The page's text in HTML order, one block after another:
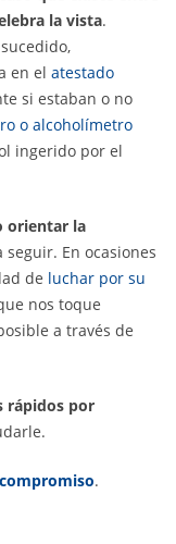
la vista.
en el atestado
si estaban o no
o alcoholímetro
ingerido por el
orientar la
En ocasiones
de luchar por su
nos toque
a través de
rápidos por
.